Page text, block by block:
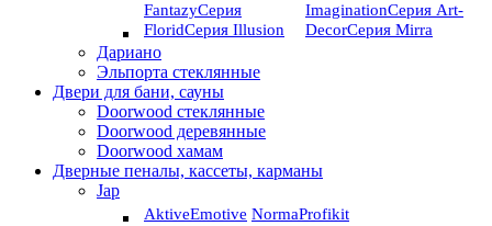
FantazyСерия
FloridСерия Illusion
ImaginationСерия Art-
DeсorСерия Mirra
Дариано
Эльпорта стеклянные
Двери для бани, сауны
Doorwood стеклянные
Doorwood деревянные
Doorwood хамам
Дверные пеналы, кассеты, карманы
Jap
AktiveEmotive NormaProfikit